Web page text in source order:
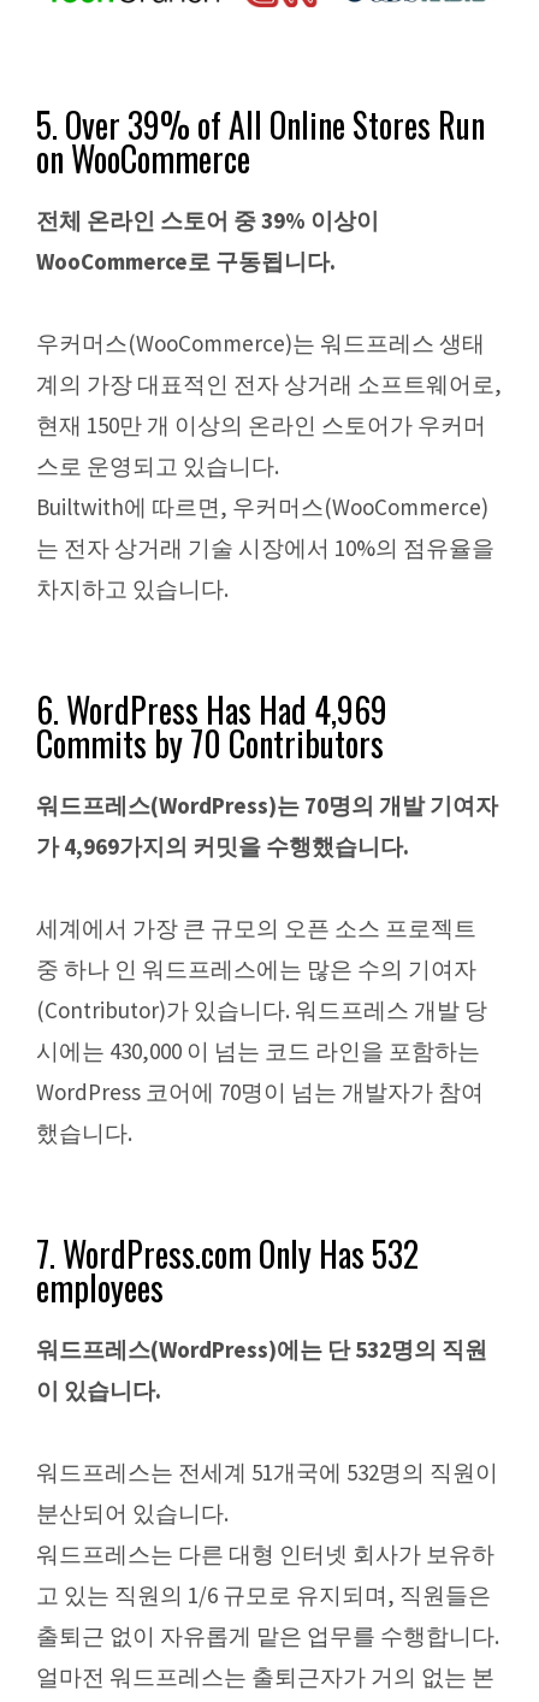
5. Over 39% of All Online Stores Run
on WooCommerce
전체 온라인 스토어 중 39% 이상이
WooCommerce로 구동됩니다.
우커머스(WooCommerce)는 워드프레스 생태
계의 가장 대표적인 전자 상거래 소프트웨어로,
현재 150만 개 이상의 온라인 스토어가 우커머
스로 운영되고 있습니다.
Builtwith에 따르면, 우커머스(WooCommerce)
는 전자 상거래 기술 시장에서 10%의 점유율을
차지하고 있습니다.
6. WordPress Has Had 4,969
Commits by 70 Contributors
워드프레스(WordPress)는 70명의 개발 기여자
가 4,969가지의 커밋을 수행했습니다.
세계에서 가장 큰 규모의 오픈 소스 프로젝트
중 하나 인 워드프레스에는 많은 수의 기여자
(Contributor)가 있습니다. 워드프레스 개발 당
시에는 430,000 이 넘는 코드 라인을 포함하는
WordPress 코어에 70명이 넘는 개발자가 참여
했습니다.
7. WordPress.com Only Has 532
employees
워드프레스(WordPress)에는 단 532명의 직원
이 있습니다.
워드프레스는 전세계 51개국에 532명의 직원이
분산되어 있습니다.
워드프레스는 다른 대형 인터넷 회사가 보유하
고 있는 직원의 1/6 규모로 유지되며, 직원들은
출퇴근 없이 자유롭게 맡은 업무를 수행합니다.
얼마전 워드프레스는 출퇴근자가 거의 없는 본